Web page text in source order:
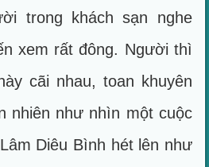
trong khách sạn nghe
xem rất đông. Người thì
cãi nhau, toan khuyên
nhiên như nhìn một cuộc
Diêu Bình hét lên như